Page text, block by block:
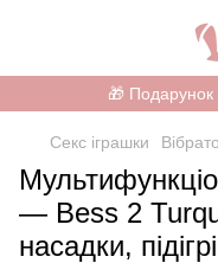
🎁 Подарунок
Секс іграшки
— Bess 2
насадки,